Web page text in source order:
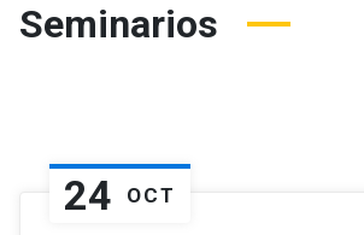
Seminarios
24 OCT